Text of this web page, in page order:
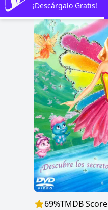
69%TMDB Score
¡Descárgalo Gratis!